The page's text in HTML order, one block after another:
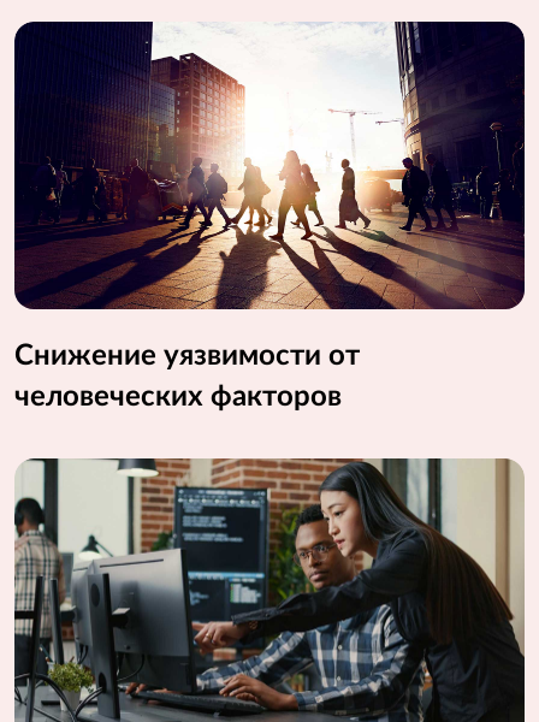
Снижение уязвимости от
человеческих факторов